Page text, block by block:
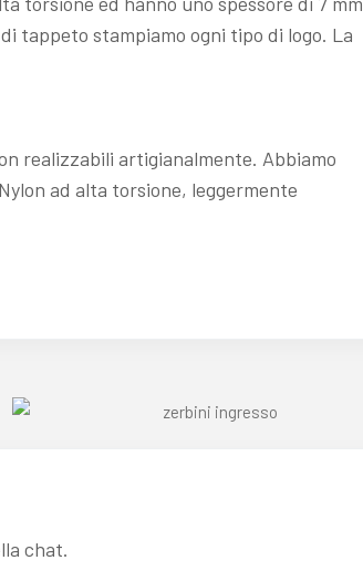
tappeto stampiamo ogni tipo di logo. La
realizzabili artigianalmente. Abbiamo
ad alta torsione, leggermente
chat.